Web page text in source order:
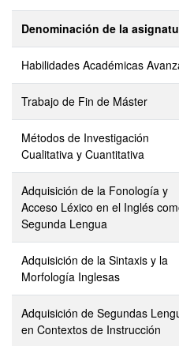
Denominación de la
Habilidades Académicas
Trabajo de Fin de Máster
Métodos de Investigación
Cualitativa y Cuantitativa
Adquisición de la Fonología y
Acceso Léxico en el Inglés
Segunda Lengua
Adquisición de la Sintaxis y la
Morfología Inglesas
Adquisición de Segundas
en Contextos de Instrucción